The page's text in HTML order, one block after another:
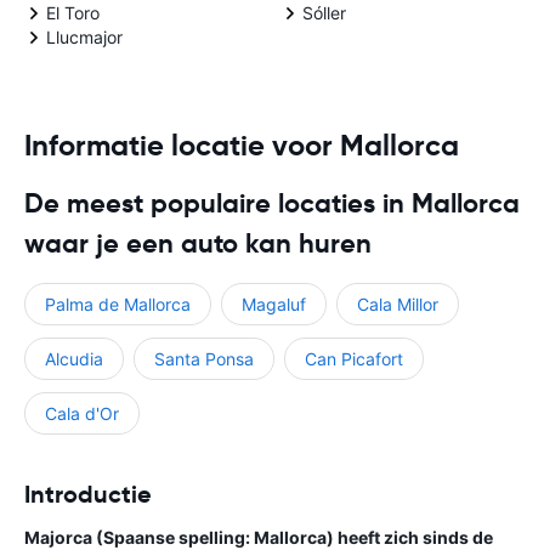
El Toro
Llucmajor
Sóller
Informatie locatie voor Mallorca
De meest populaire locaties in Mallorca
waar je een auto kan huren
Palma de Mallorca Magaluf Cala Millor
Alcudia Santa Ponsa Can Picafort
Cala d'Or
Introductie
Majorca (Spaanse spelling: Mallorca) heeft zich sinds de